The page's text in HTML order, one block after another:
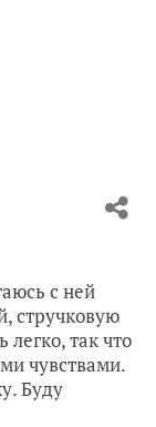
с ней
стручковую
так что
чувствами.
Буду